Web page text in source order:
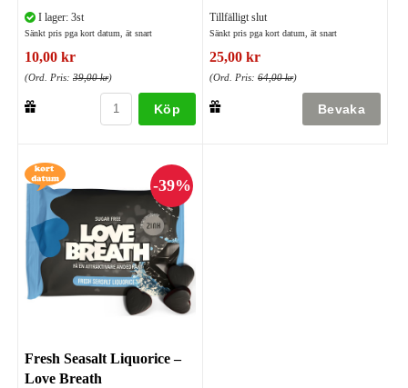
I lager: 3st
Sänkt pris pga kort datum, ät snart
10,00 kr
(Ord. Pris: 39,00 kr)
Köp
Tillfälligt slut
Sänkt pris pga kort datum, ät snart
25,00 kr
(Ord. Pris: 64,00 kr)
Fresh Seasalt Liquorice –
Love Breath